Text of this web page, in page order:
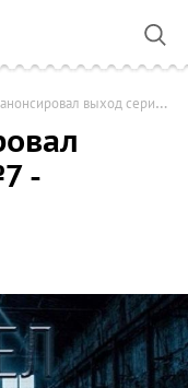
выход сериала «№7 - бөлімше»
-